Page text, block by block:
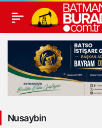
Nusaybin